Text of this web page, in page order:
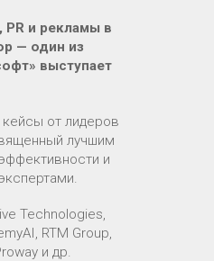
и рекламы в
— один из
выступает
от лидеров
лучшим
и
Technologies,
RTM Group,
и др.